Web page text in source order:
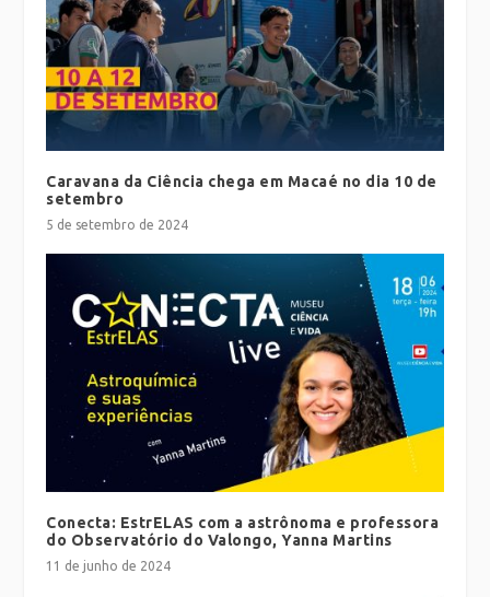
Caravana da Ciência chega em Macaé no dia 10 de
setembro
5 de setembro de 2024
Conecta: EstrELAS com a astrônoma e professora
do Observatório do Valongo, Yanna Martins
11 de junho de 2024